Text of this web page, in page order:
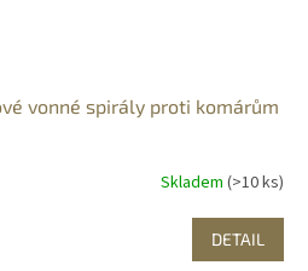
vonné spirály proti komárům
Skladem (>10 ks)
DETAIL